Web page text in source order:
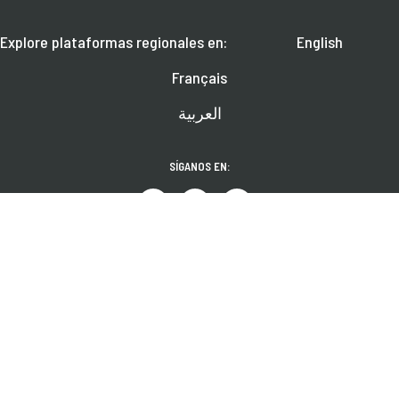
Explore plataformas regionales en:
English
Français
العربية
SÍGANOS EN: